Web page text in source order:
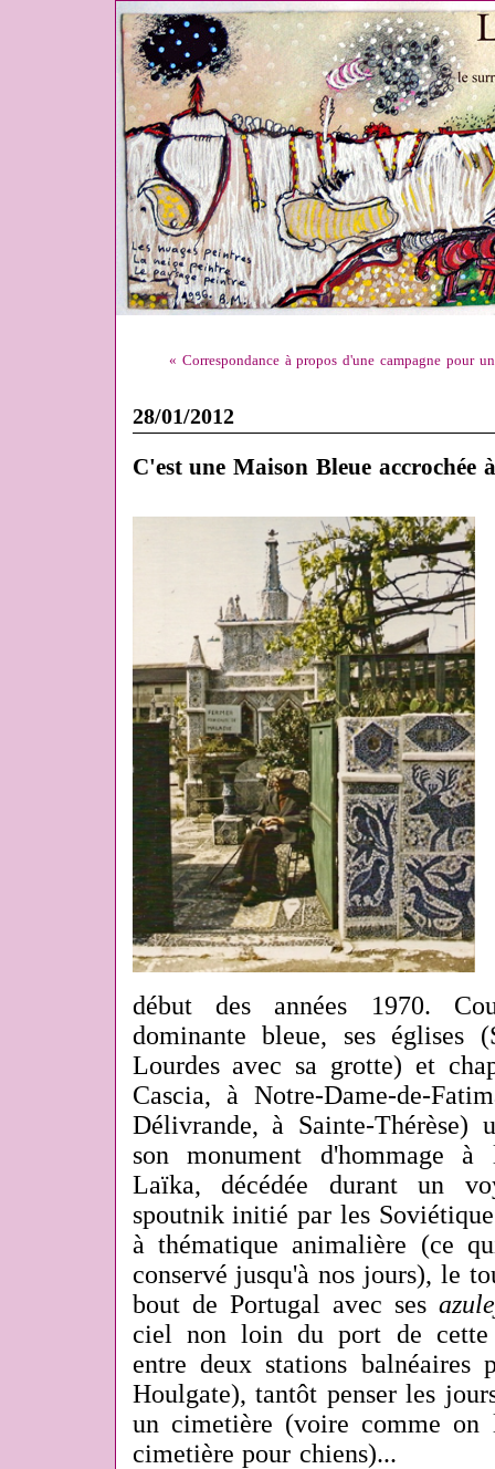
« Correspondance à propos d'une campagne pour
28/01/2012
C'est une Maison Bleue accrochée
début des années 1970.
dominante bleue, ses églises
Lourdes avec sa grotte) et
Cascia, à Notre-Dame-de-
Délivrande, à Sainte-Thérèse)
son monument d'hommage à
Laïka, décédée durant un
spoutnik initié par les
à thématique animalière (ce
conservé jusqu'à nos jours), le
bout de Portugal avec ses
ciel non loin du port de
entre deux stations balnéaires
Houlgate), tantôt penser les
un cimetière (voire comme on
cimetière pour chiens)...